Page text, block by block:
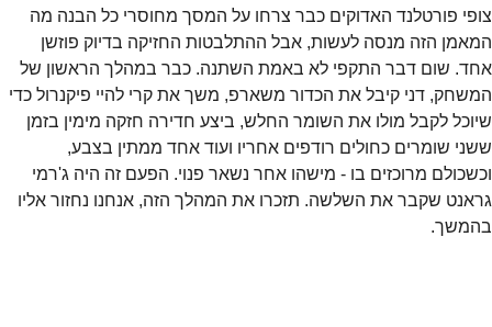
צופי פורטלנד האדוקים כבר צרחו על המסך מחוסרי כל הבנה מה
המאמן הזה מנסה לעשות, אבל ההתלבטות החזיקה בדיוק פוזשן
אחד. שום דבר התקפי לא באמת השתנה. כבר במהלך הראשון של
המשחק, דני קיבל את הכדור משארפ, משך את קרי להיי פיקנרול כדי
שיוכל לקבל מולו את השומר החלש, ביצע חדירה חזקה מימין בזמן
ששני שומרים כחולים רודפים אחריו ועוד אחד ממתין בצבע,
וכשכולם מרוכזים בו - מישהו אחר נשאר פנוי. הפעם זה היה ג'רמי
גראנט שקבר את השלשה. תזכרו את המהלך הזה, אנחנו נחזור אליו
בהמשך.